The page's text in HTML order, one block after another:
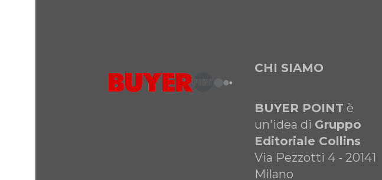
CHI SIAMO
BUYER POINT è
un'idea di Gruppo
Editoriale Collins
Via Pezzotti 4 - 20141
Milano